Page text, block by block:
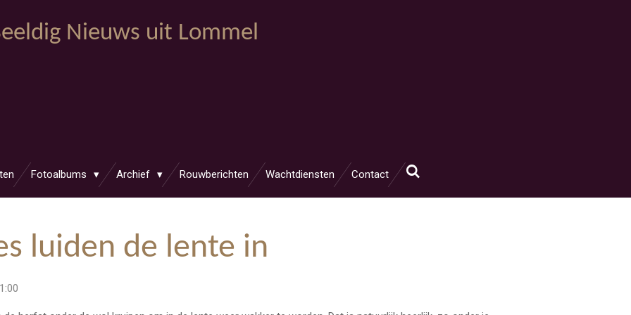
Nieuws uit Lommel
Fotoalbums Archief Rouwberichten Wachtdiensten Contact
luiden de lente in